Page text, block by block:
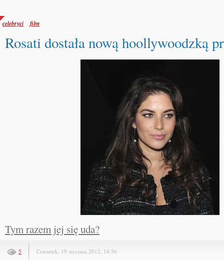
celebryci film
Rosati dostała nową hoollywoodzką
Tym razem jej się uda?
5 Czwartek, 19 stycznia 2012, 18:56